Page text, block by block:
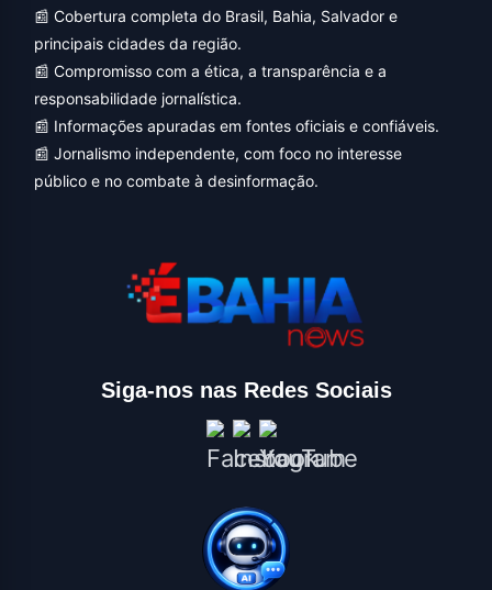
📰 Cobertura completa do Brasil, Bahia, Salvador e
principais cidades da região.
📰 Compromisso com a ética, a transparência e a
responsabilidade jornalística.
📰 Informações apuradas em fontes oficiais e confiáveis.
📰 Jornalismo independente, com foco no interesse
público e no combate à desinformação.
Siga-nos nas Redes Sociais